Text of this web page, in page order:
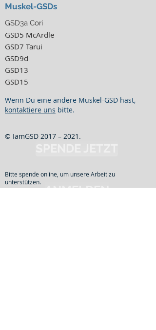
Muskel-GSDs
GSD3a Cori
GSD5 McArdle
GSD7 Tarui
GSD9d
GSD13
GSD15
Wenn Du eine andere Muskel-GSD hast,
kontaktiere uns bitte.
© IamGSD 2017 – 2021.
Bitte spende online, um unsere Arbeit zu
unterstützen.
ANMELDEN